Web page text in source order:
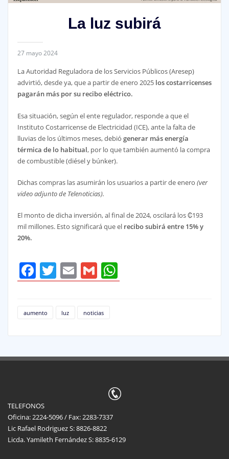
La luz subirá
27 mayo 2024
La Autoridad Reguladora de los Servicios Públicos (Aresep)
advirtió, desde ya, que a partir de enero 2025los costarricenses
pagarán más por su recibo eléctrico.
Esa situación, según el ente regulador, responde a que el
Instituto Costarricense de Electricidad (ICE), ante la falta de
lluvias de los últimos meses, debió generar más energía
térmica de lo habitual, por lo que también aumentó la compra
de combustible (diésel y búnker).
Dichas compras las asumirán los usuarios a partir de enero (ver
video adjunto de Telenoticias).
El monto de dicha inversión, al final de 2024, oscilará los ₡193
mil millones. Esto significará que el recibo subirá entre 15% y
20%.
Facebook
Twitter
Email
GmailWhatsApp
aumento luz noticias
TELEFONOS
Oficina: 2224-5096 / Fax: 2283-7337
Lic Rafael Rodriguez S: 8826-8822
Licda. Yamileth Fernández S: 8835-6129